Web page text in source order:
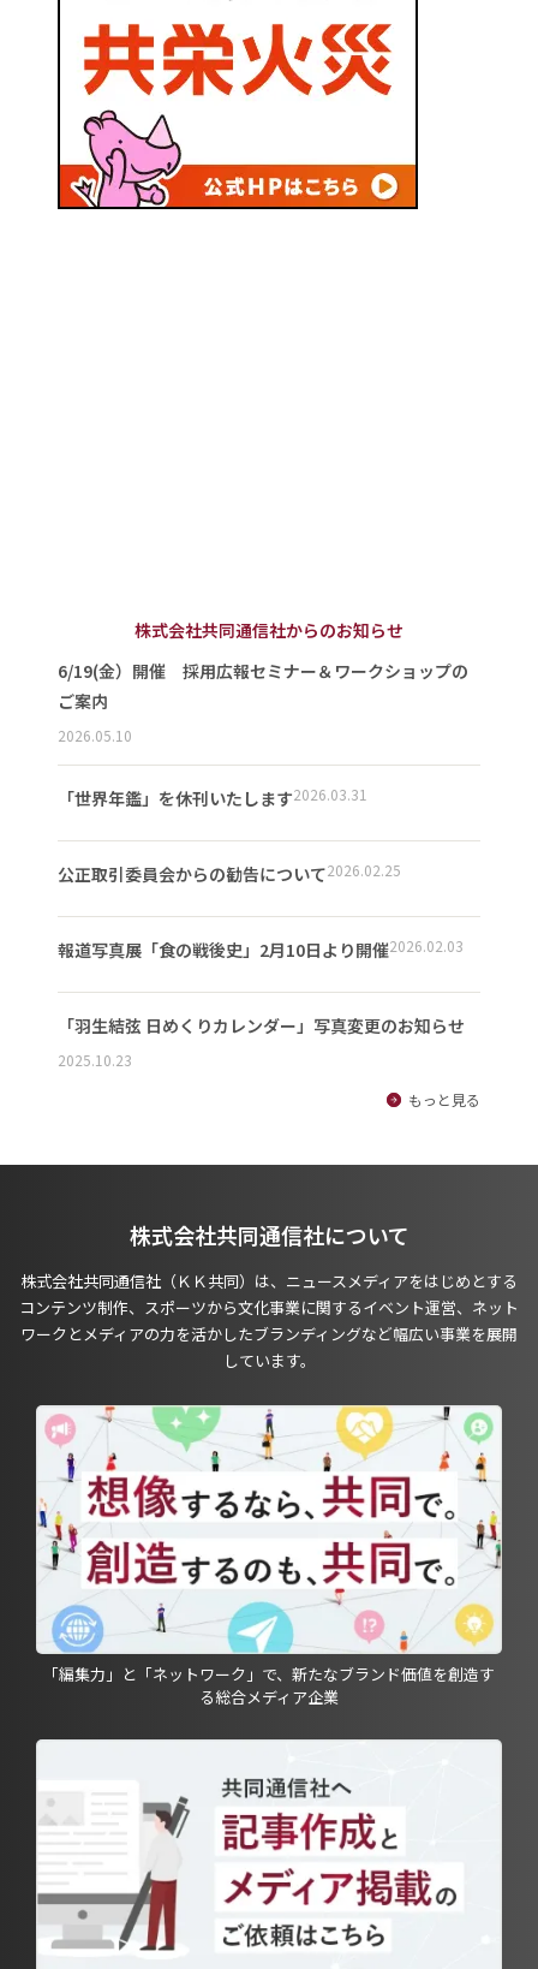
株式会社共同通信社からのお知らせ
6/19(金）開催 採用広報セミナー＆ワークショップの
ご案内
2026.05.10
「世界年鑑」を休刊いたします2026.03.31
公正取引委員会からの勧告について2026.02.25
報道写真展「食の戦後史」2月10日より開催2026.02.03
「羽生結弦 日めくりカレンダー」写真変更のお知らせ
2025.10.23
もっと見る
株式会社共同通信社について
株式会社共同通信社（ＫＫ共同）は、ニュースメディアをはじめとする
コンテンツ制作、スポーツから文化事業に関するイベント運営、ネット
ワークとメディアの力を活かしたブランディングなど幅広い事業を展開
しています。
「編集力」と「ネットワーク」で、新たなブランド価値を創造す
る総合メディア企業